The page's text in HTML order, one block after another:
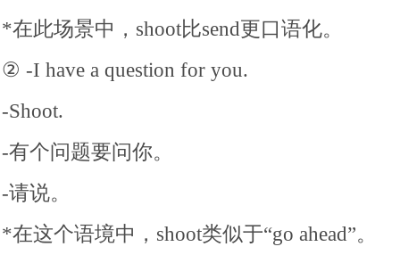
*在此场景中，shoot比send更口语化。
② -I have a question for you.
-Shoot.
-有个问题要问你。
-请说。
*在这个语境中，shoot类似于“go ahead”。